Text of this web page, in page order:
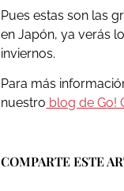
Pues estas son las
en Japón, ya verás
inviernos.
Para más
nuestro blog de Go!
COMPARTE ESTE